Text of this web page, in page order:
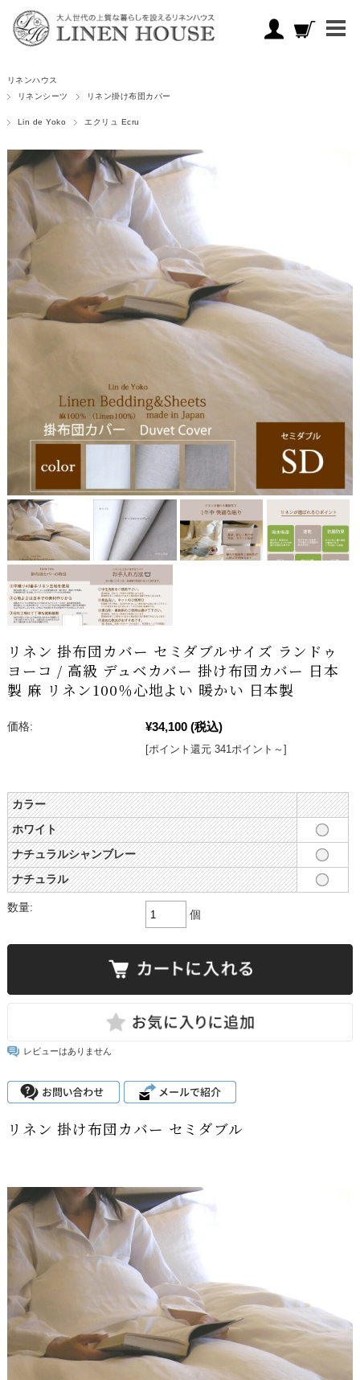
リネンハウス
リネンシーツ
リネン掛け布団カバー
Lin de Yoko エクリュ Ecru
リネン 掛布団カバー セミダブルサイズ ランドゥ
ヨーコ / 高級 デュベカバー 掛け布団カバー 日本
製 麻 リネン100％心地よい 暖かい 日本製
価格: ¥34,100 (税込)
[ポイント還元 341ポイント～]
カラー
ホワイト
ナチュラルシャンブレー
ナチュラル
数量:
個
レビューはありません
リネン 掛け布団カバー セミダブル